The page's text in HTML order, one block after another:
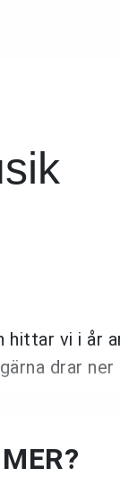
vi i år
drar